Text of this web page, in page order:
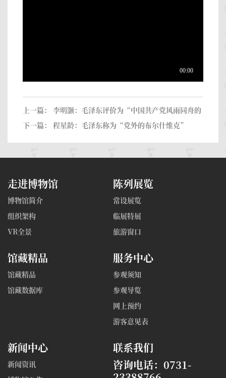
上一篇： 李明灏：毛泽东评价为“中国共产党风雨同舟的
挚友”
下一篇： 程星龄：毛泽东称为“党外的布尔什维克”
走进博物馆
博物馆简介
组织架构
VR全景
陈列展览
常设展览
临展特展
旅游窗口
馆藏精品
馆藏精品
馆藏数据库
服务中心
参观须知
参观导览
网上预约
游客意见表
新闻中心
新闻资讯
联系我们
咨询电话：0731-